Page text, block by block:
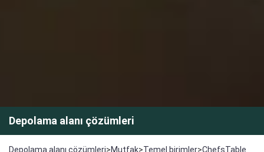
Depolama alanı çözümleri
Depolama alanı çözümleri>Mutfak>Temel birimler>ChefsTable